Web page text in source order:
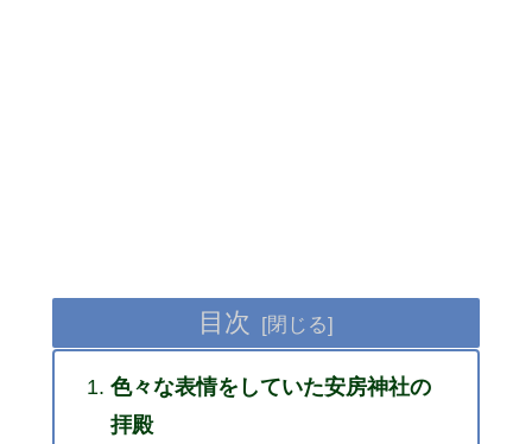
目次
色々な表情をしていた安房神社の
拝殿